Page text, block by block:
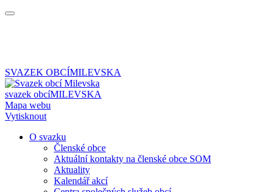
SVAZEK OBCÍMILEVSKA
svazek obcíMILEVSKA
Mapa webu
Vytisknout
O svazku
Členské obce
Aktuální kontakty na členské obce SOM
Aktuality
Kalendář akcí